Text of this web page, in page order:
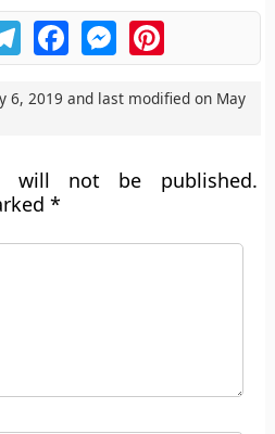
TelegramFacebookMessengerPinterest
6, 2019 and last modified on May
will not be published.
*